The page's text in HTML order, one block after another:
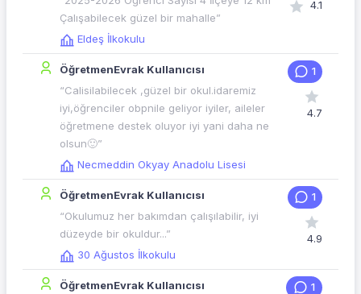
Çalışabilecek güzel bir mahalle”
Eldeş İlkokulu
4.1
ÖğretmenEvrak Kullanıcısı
“Calisilabilecek ,güzel bir okul.idaremiz
iyi,öğrenciler obpnile geliyor iyiler, aileler
öğretmene destek oluyor iyi yani daha ne
olsun🙂”
Necmeddin Okyay Anadolu Lisesi
1
4.7
ÖğretmenEvrak Kullanıcısı
“Okulumuz her bakımdan çalışılabilir, iyi
düzeyde bir okuldur...”
30 Ağustos İlkokulu
1
4.9
ÖğretmenEvrak Kullanıcısı
1